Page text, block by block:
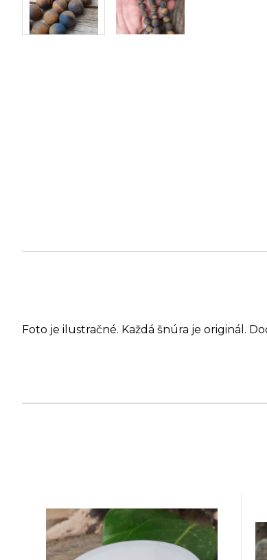
Foto je ilustračné. Každá šnúra je originál.